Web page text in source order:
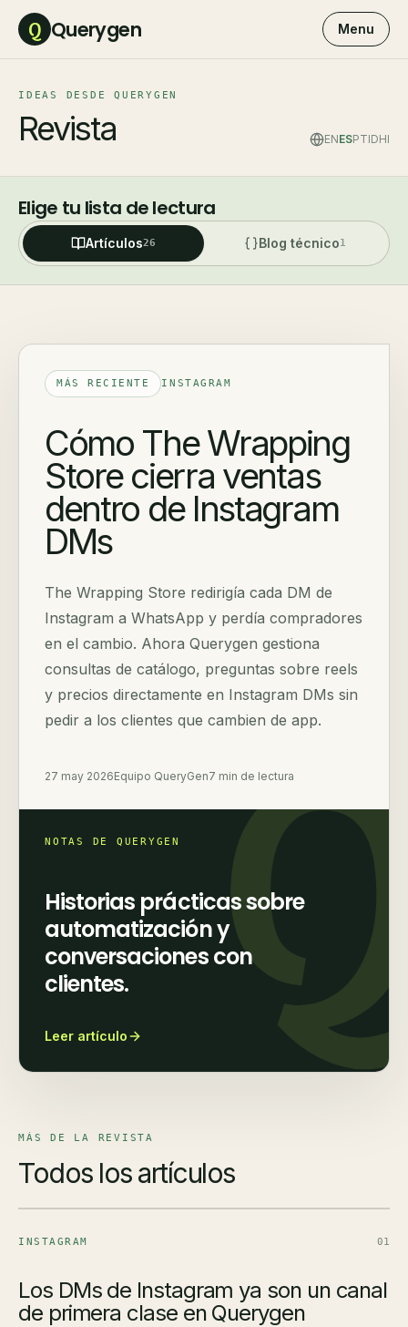
Q Querygen Menu
IDEAS DESDE QUERYGEN
Revista ENESPTIDHI
Elige tu lista de lectura
Artículos26 Blog técnico1
MÁS RECIENTE INSTAGRAM
Cómo The Wrapping
Store cierra ventas
dentro de Instagram
DMs
The Wrapping Store redirigía cada DM de
Instagram a WhatsApp y perdía compradores
en el cambio. Ahora Querygen gestiona
consultas de catálogo, preguntas sobre reels
y precios directamente en Instagram DMs sin
pedir a los clientes que cambien de app.
27 may 2026Equipo QueryGen7 min de lectura
NOTAS DE QUERYGEN
Historias prácticas sobre
automatización y
conversaciones con
clientes.
Leer artículo
MÁS DE LA REVISTA
Todos los artículos
INSTAGRAM 01
Los DMs de Instagram ya son un canal
de primera clase en Querygen